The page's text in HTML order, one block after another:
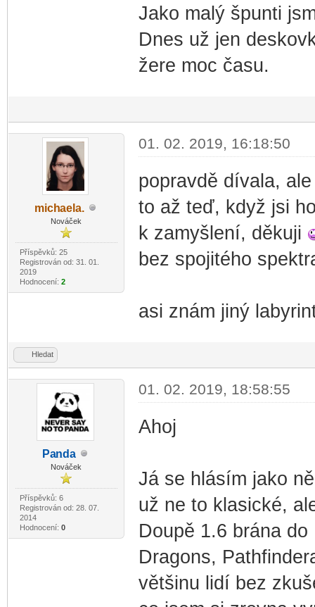
Jako malý špunti
Dnes už jen
žere moc času.
michaela.
Nováček
Příspěvků: 25
Registrován od: 31. 01.
2019
Hodnocení: 2
01. 02. 2019, 16:18:50
popravdě dívala,
to až teď, když jsi
k zamyšlení, děkuji
bez spojitého
asi znám jiný
Hledat
Panda
Nováček
Příspěvků: 6
Registrován od: 28. 07.
2014
Hodnocení: 0
01. 02. 2019, 18:58:55
Ahoj
Já se hlásím jako
už ne to klasické,
Doupě 1.6 brána
Dragons,
většinu lidí bez